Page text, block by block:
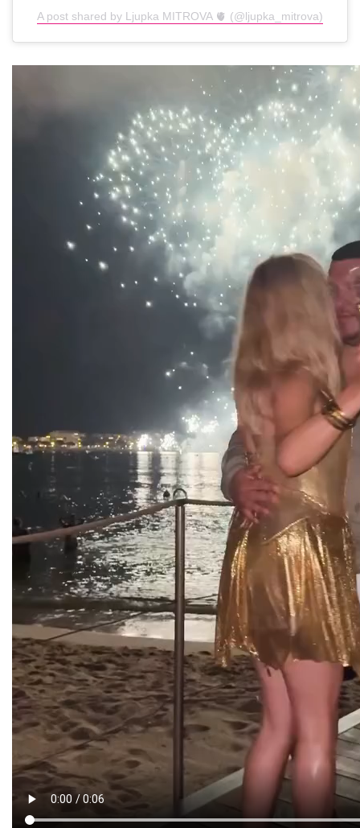
A post shared by Ljupka MITROVA 🫀 (@ljupka_mitrova)